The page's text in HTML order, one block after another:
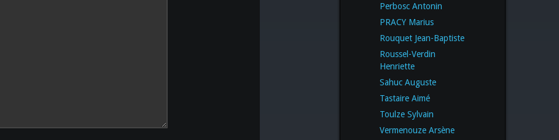
Perbosc Antonin
PRACY Marius
Rouquet Jean-Baptiste
Roussel-Verdin
Henriette
Sahuc Auguste
Tastaire Aimé
Toulze Sylvain
Vermenouze Arsène